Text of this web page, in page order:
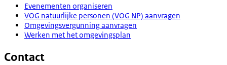
Evenementen organiseren
VOG natuurlijke personen (VOG NP) aanvragen
Omgevingsvergunning aanvragen
Werken met het omgevingsplan
Contact